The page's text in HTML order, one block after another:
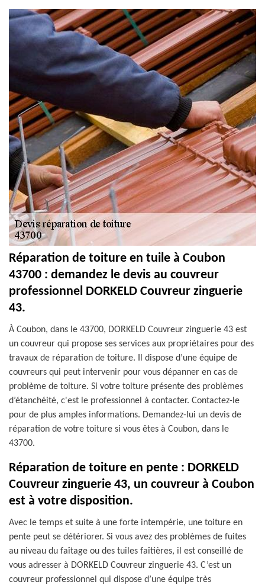
Réparation de toiture en tuile à Coubon
43700 : demandez le devis au couvreur
professionnel DORKELD Couvreur zinguerie
43.
À Coubon, dans le 43700, DORKELD Couvreur zinguerie 43 est
un couvreur qui propose ses services aux propriétaires pour des
travaux de réparation de toiture. Il dispose d’une équipe de
couvreurs qui peut intervenir pour vous dépanner en cas de
problème de toiture. Si votre toiture présente des problèmes
d’étanchéité, c'est le professionnel à contacter. Contactez-le
pour de plus amples informations. Demandez-lui un devis de
réparation de votre toiture si vous êtes à Coubon, dans le
43700.
Réparation de toiture en pente : DORKELD
Couvreur zinguerie 43, un couvreur à Coubon
est à votre disposition.
Avec le temps et suite à une forte intempérie, une toiture en
pente peut se détériorer. Si vous avez des problèmes de fuites
au niveau du faîtage ou des tuiles faîtières, il est conseillé de
vous adresser à DORKELD Couvreur zinguerie 43. C’est un
couvreur professionnel qui dispose d’une équipe très